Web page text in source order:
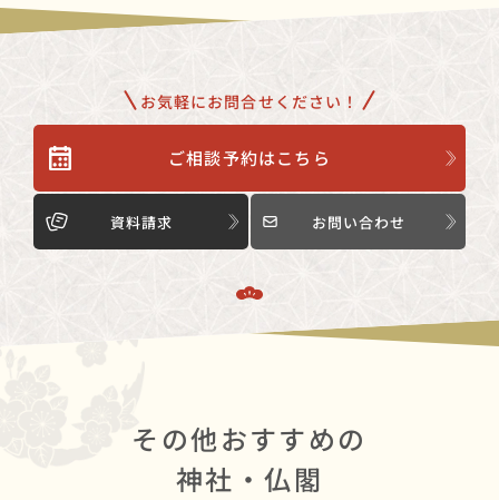
お気軽にお問合せください！
ご相談予約はこちら
資料請求 お問い合わせ
その他おすすめの
神社・仏閣